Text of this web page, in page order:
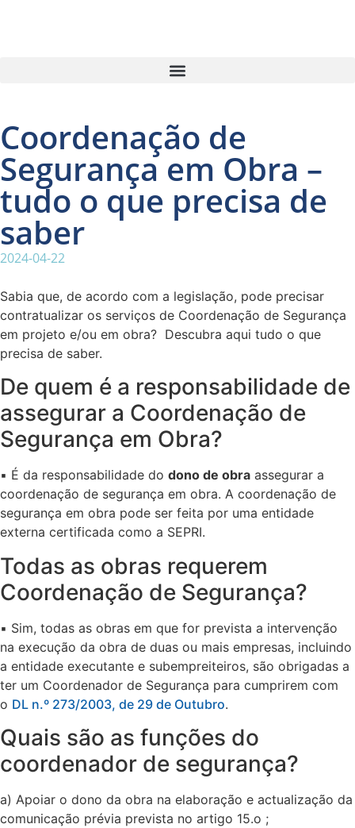
Coordenação de
Segurança em Obra –
tudo o que precisa de
saber
2024-04-22
Sabia que, de acordo com a legislação, pode precisar
contratualizar os serviços de Coordenação de Segurança
em projeto e/ou em obra? Descubra aqui tudo o que
precisa de saber.
De quem é a responsabilidade de
assegurar a Coordenação de
Segurança em Obra?
▪️​ É da responsabilidade do dono de obra assegurar a
coordenação de segurança em obra. A coordenação de
segurança em obra pode ser feita por uma entidade
externa certificada como a SEPRI.
Todas as obras requerem
Coordenação de Segurança?
▪️​ Sim, todas as obras em que for prevista a intervenção
na execução da obra de duas ou mais empresas, incluindo
a entidade executante e subempreiteiros, são obrigadas a
ter um Coordenador de Segurança para cumprirem com
o DL n.º 273/2003, de 29 de Outubro.
Quais são as funções do
coordenador de segurança?
a) Apoiar o dono da obra na elaboração e actualização da
comunicação prévia prevista no artigo 15.o ;